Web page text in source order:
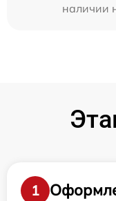
наличии
1